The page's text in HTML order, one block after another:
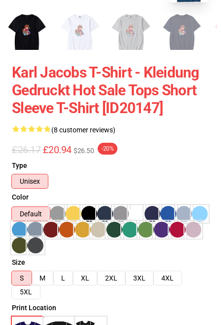
Karl Jacobs T-Shirt - Kleidung
Gedruckt Hot Sale Tops Short
Sleeve T-Shirt [ID20147]
(8 customer reviews)
£26.17 £20.94 $26.50 -20%
Type
Unisex
Color
Default
Size
S
M L XL 2XL 3XL
4XL
5XL
Print Location